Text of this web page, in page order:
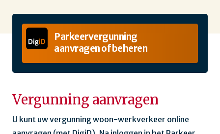
Parkeervergunning
aanvragen of beheren
Vergunning aanvragen
U kunt uw vergunning woon-werkverkeer online